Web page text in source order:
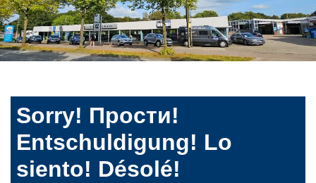
Sorry! Прости!
Entschuldigung! Lo
siento! Désolé!